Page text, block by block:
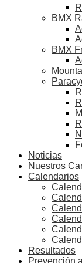
BMX
BMX
Noticias
Nuestros
Calendarios
Resultados
Prevención